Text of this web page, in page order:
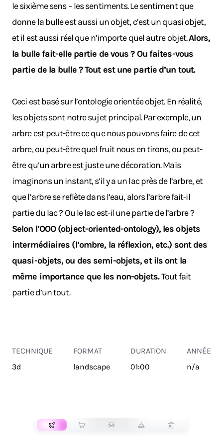
le sixième sens – les sentiments. Le sentiment que
donne la bulle est aussi un objet, c’est un quasi objet,
et il est aussi réel que n’importe quel autre objet.Alors,
la bulle fait-elle partie de vous ? Ou faites-vous
partie de la bulle ? Tout est une partie d’un tout.
Ceci est basé sur l’ontologie orientée objet. En réalité,
les objets sont notre sujet principal. Par exemple, un
arbre est peut-être ce que nous pouvons faire de cet
arbre, ou peut-être quel fruit nous en tirons, ou peut-
être qu’un arbre est juste une décoration. Mais
imaginons un instant, s’il y a un lac près de l’arbre, et
que l’arbre se reflète dans l’eau, alors l’arbre fait-il
partie du lac ? Ou le lac est-il une partie de l’arbre ?
Selon l’OOO (object-oriented-ontology), les objets
intermédiaires (l’ombre, la réflexion, etc.) sont des
quasi-objets, ou des semi-objets, et ils ont la
même importance que les non-objets.Tout fait
partie d’un tout.
TECHNIQUE
3d
FORMAT
landscape
DURATION
01:00
ANNÉE
n/a